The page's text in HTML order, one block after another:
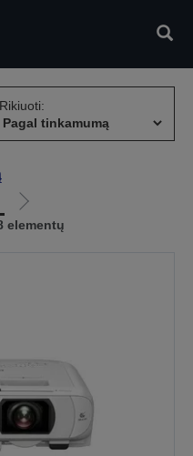
Rikiuoti:
Eiti
į
elementų